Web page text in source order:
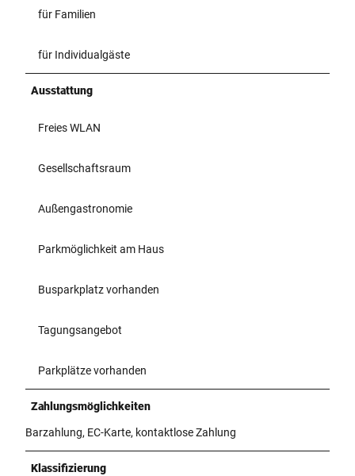
für Familien
für Individualgäste
Ausstattung
Freies WLAN
Gesellschaftsraum
Außengastronomie
Parkmöglichkeit am Haus
Busparkplatz vorhanden
Tagungsangebot
Parkplätze vorhanden
Zahlungsmöglichkeiten
Barzahlung, EC-Karte, kontaktlose Zahlung
Klassifizierung